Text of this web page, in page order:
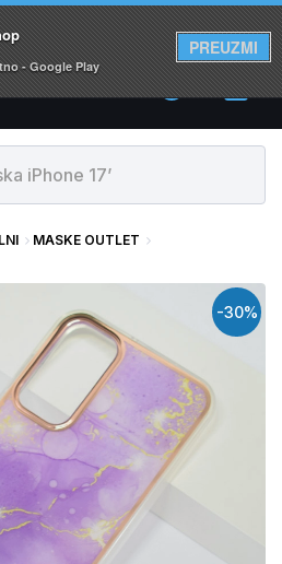
- Google Play
PREUZMI
na lageru. Slanje istog dana!
0
MASKE OUTLET
-30%